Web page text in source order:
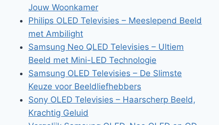
Jouw Woonkamer
Philips OLED Televisies – Meeslepend Beeld
met Ambilight
Samsung Neo QLED Televisies – Ultiem
Beeld met Mini-LED Technologie
Samsung OLED Televisies – De Slimste
Keuze voor Beeldliefhebbers
Sony OLED Televisies – Haarscherp Beeld,
Krachtig Geluid